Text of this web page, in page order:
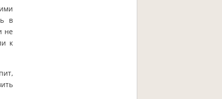
в
не
к